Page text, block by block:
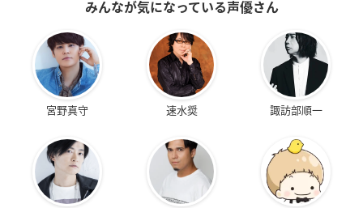
みんなが気になっている声優さん
宮野真守 速水奨 諏訪部順一